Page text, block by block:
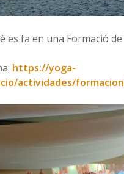
es fa en una Formació
https://yoga-
actividades/